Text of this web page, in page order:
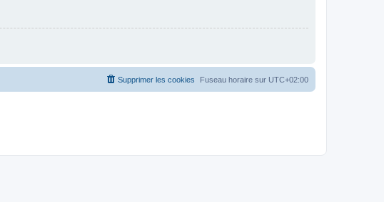
Fuseau horaire sur UTC+02:00
Supprimer les cookies